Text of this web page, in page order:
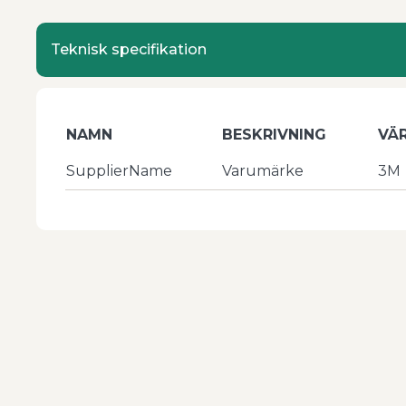
Teknisk specifikation
NAMN BESKRIVNING
SupplierName Varumärke 3M